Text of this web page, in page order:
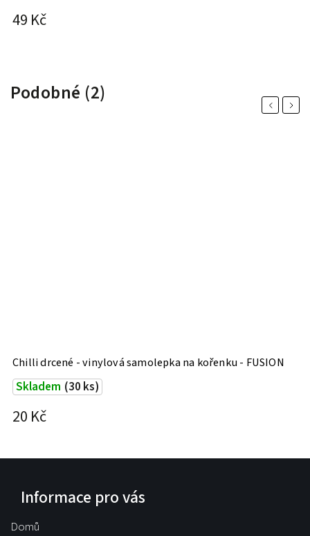
49 Kč
Podobné (2) Previous
Chilli drcené - vinylová samolepka na kořenku - FUSION
Skladem (30 ks)
20 Kč
Next
Informace pro vás
Domů